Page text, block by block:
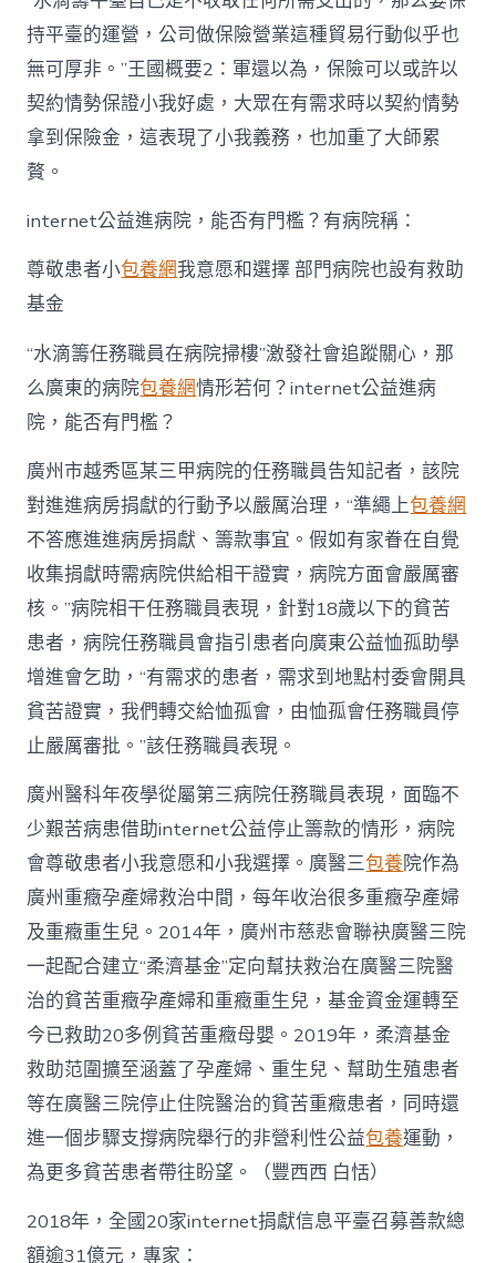
持平臺的運營，公司做保險營業這種貿易行動似乎也
無可厚非。”王國概要2：軍還以為，保險可以或許以
契約情勢保證小我好處，大眾在有需求時以契約情勢
拿到保險金，這表現了小我義務，也加重了大師累
贅。
internet公益進病院，能否有門檻？有病院稱：
尊敬患者小包養網我意愿和選擇 部門病院也設有救助
基金
“水滴籌任務職員在病院掃樓”激發社會追蹤關心，那
么廣東的病院包養網情形若何？internet公益進病
院，能否有門檻？
廣州市越秀區某三甲病院的任務職員告知記者，該院
對進進病房捐獻的行動予以嚴厲治理，“準繩上包養網
不答應進進病房捐獻、籌款事宜。假如有家眷在自覺
收集捐獻時需病院供給相干證實，病院方面會嚴厲審
核。”病院相干任務職員表現，針對18歲以下的貧苦
患者，病院任務職員會指引患者向廣東公益恤孤助學
增進會乞助，“有需求的患者，需求到地點村委會開具
貧苦證實，我們轉交給恤孤會，由恤孤會任務職員停
止嚴厲審批。”該任務職員表現。
廣州醫科年夜學從屬第三病院任務職員表現，面臨不
少艱苦病患借助internet公益停止籌款的情形，病院
會尊敬患者小我意愿和小我選擇。廣醫三包養院作為
廣州重癥孕產婦救治中間，每年收治很多重癥孕產婦
及重癥重生兒。2014年，廣州市慈悲會聯袂廣醫三院
一起配合建立“柔濟基金”定向幫扶救治在廣醫三院醫
治的貧苦重癥孕產婦和重癥重生兒，基金資金運轉至
今已救助20多例貧苦重癥母嬰。2019年，柔濟基金
救助范圍擴至涵蓋了孕產婦、重生兒、幫助生殖患者
等在廣醫三院停止住院醫治的貧苦重癥患者，同時還
進一個步驟支撐病院舉行的非營利性公益包養運動，
為更多貧苦患者帶往盼望。（豐西西 白恬）
2018年，全國20家internet捐獻信息平臺召募善款總
額逾31億元，專家：